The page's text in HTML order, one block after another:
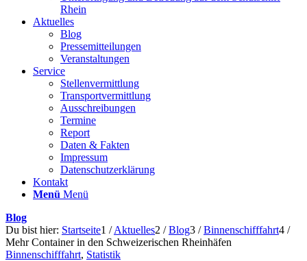
Rhein
Aktuelles
Blog
Pressemitteilungen
Veranstaltungen
Service
Stellenvermittlung
Transportvermittlung
Ausschreibungen
Termine
Report
Daten & Fakten
Impressum
Datenschutzerklärung
Kontakt
Menü Menü
Blog
Du bist hier: Startseite1 / Aktuelles2 / Blog3 / Binnenschifffahrt4 /
Mehr Container in den Schweizerischen Rheinhäfen
Binnenschifffahrt, Statistik